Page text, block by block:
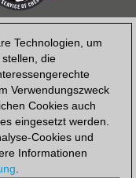
Technologien, um
die
Verwendungszweck
Cookies auch
eingesetzt werden.
Cookies und
Informationen
.